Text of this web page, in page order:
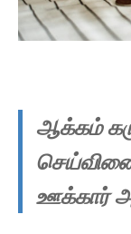
ஆக்கம்
ஊக்கார்